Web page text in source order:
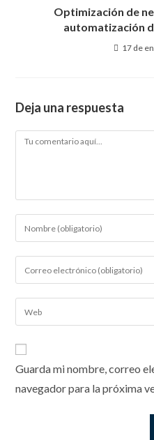
Optimización de
automatización
17 de
Deja una respuesta
Guarda mi nombre, correo
navegador para la próxima